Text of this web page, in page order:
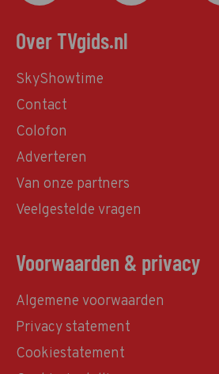
Over TVgids.nl
SkyShowtime
Contact
Colofon
Adverteren
Van onze partners
Veelgestelde vragen
Voorwaarden & privacy
Algemene voorwaarden
Privacy statement
Cookiestatement